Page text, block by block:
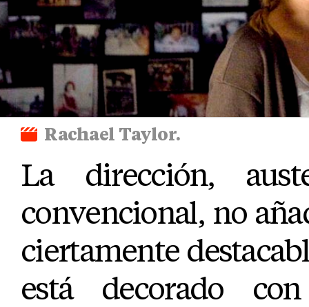
Rachael Taylor.
La dirección,
convencional, no
ciertamente
está decorado